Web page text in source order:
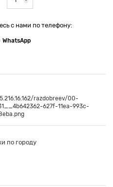
с нами по телефону:
WhatsApp
razdobreev/00-
627f-11ea-993c-
по городу